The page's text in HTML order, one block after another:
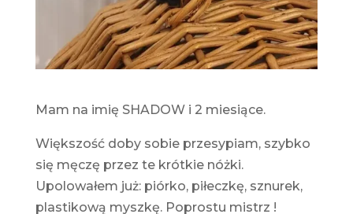
Mam na imię SHADOW i 2 miesiące.
Większość doby sobie przesypiam, szybko
się męczę przez te krótkie nóżki.
Upolowałem już: piórko, piłeczkę, sznurek,
plastikową myszkę. Poprostu mistrz !